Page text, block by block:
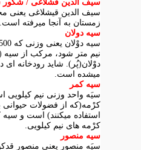
سیف الدین قشلاغی / شکور
سیف الدین قیشلاغی یعنی
زمستان به آنجا میرفته است.
سیه دولان
نیم متر شود، مرکب از سیه
دوْلان(پُر). شاید رودخانه ای
میشده است.
سیه کمر
سیَه واحد وزنی نیم کیلویی
کرْمه(که از فضولات حیوانی
استفاده میکنند) است و
کرْمه های نیم کیلویی.
سیه منصور
سیَه منصور یعنی منصور